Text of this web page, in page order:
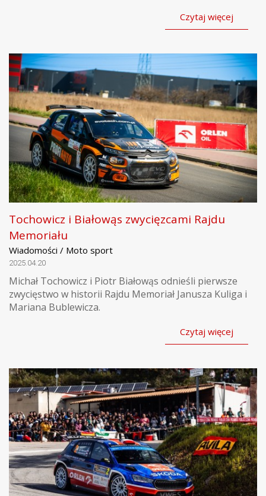
Czytaj więcej
Tochowicz i Białowąs zwycięzcami Rajdu
Memoriału
Wiadomości / Moto sport
2025.04.20
Michał Tochowicz i Piotr Białowąs odnieśli pierwsze
zwycięstwo w historii Rajdu Memoriał Janusza Kuliga i
Mariana Bublewicza.
Czytaj więcej